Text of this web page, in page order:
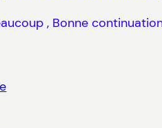
, Bonne